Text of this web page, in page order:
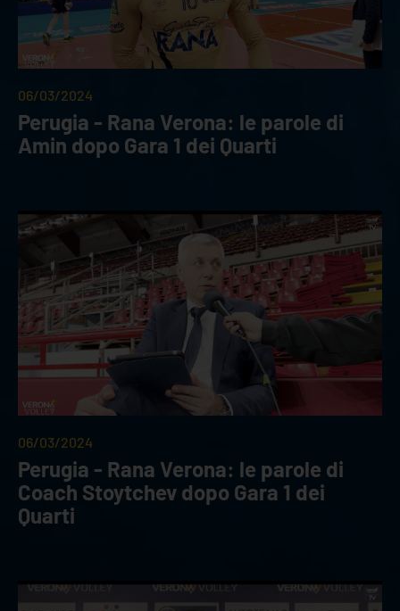
06/03/2024
Perugia - Rana Verona: le parole di
Amin dopo Gara 1 dei Quarti
06/03/2024
Perugia - Rana Verona: le parole di
Coach Stoytchev dopo Gara 1 dei
Quarti